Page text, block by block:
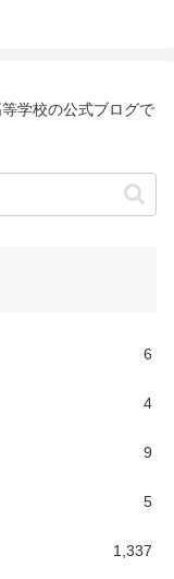
学校の公式ブログで
6
4
9
5
1,337